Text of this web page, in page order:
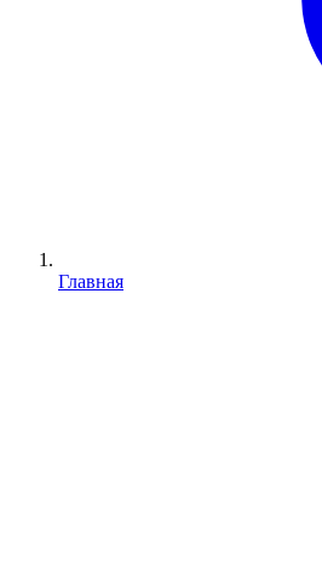
Главная